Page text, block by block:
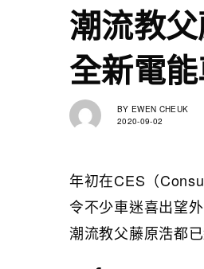
潮流教
全新電
BY EWEN CHEUK
2020-09-02
年初在CES（
令不少車迷喜出望
潮流教父藤原浩都